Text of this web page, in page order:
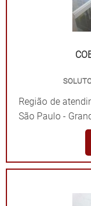
Região de
São Paulo -